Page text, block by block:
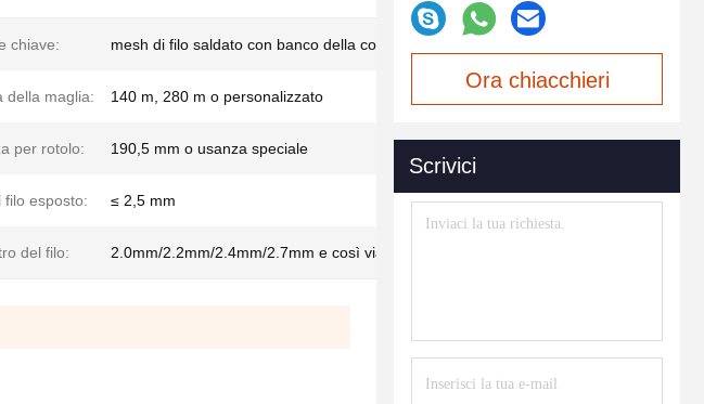
chiave: mesh di filo saldato con banco della conduttura marina
della maglia: 140 m, 280 m o personalizzato
per rotolo: 190,5 mm o usanza speciale
filo esposto: ≤ 2,5 mm
del filo: 2.0mm/2.2mm/2.4mm/2.7mm e così via
Ora chiacchieri
Scrivici